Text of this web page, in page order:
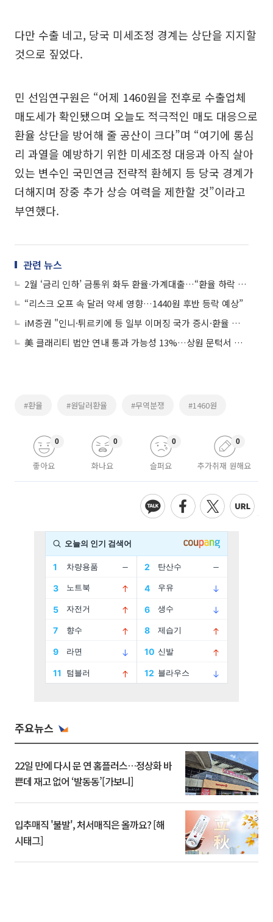
다만 수출 네고, 당국 미세조정 경계는 상단을 지지할
것으로 짚었다.
민 선임연구원은 “어제 1460원을 전후로 수출업체
매도세가 확인됐으며 오늘도 적극적인 매도 대응으로
환율 상단을 방어해 줄 공산이 크다”며 “여기에 롱심
리 과열을 예방하기 위한 미세조정 대응과 아직 살아
있는 변수인 국민연금 전략적 환헤지 등 당국 경계가
더해지며 장중 추가 상승 여력을 제한할 것”이라고
부연했다.
관련 뉴스
2월 ‘금리 인하’ 금통위 화두 환율·가계대출…“환율 하락 왜 제약?”
“리스크 오프 속 달러 약세 영향…1440원 후반 등락 예상”
iM증권 "인니·튀르키에 등 일부 이머징 국가 증시·환율 흐름 경계해야"
美 클래리티 법안 연내 통과 가능성 13%…상원 문턱서 제동
#환율 #원달러환율 #무역분쟁 #1460원
좋아요
0
화나요
0
슬퍼요
0
추가취재 원해요
0
주요뉴스
22일 만에 다시 문 연 홈플러스…정상화 바
쁜데 재고 없어 ‘발동동’[가보니]
입추매직 '불발', 처서매직은 올까요? [해
시태그]